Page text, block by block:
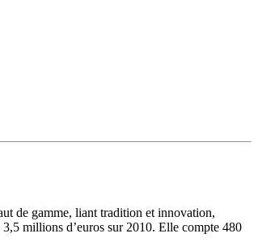
de gamme, liant tradition et innovation,
millions d’euros sur 2010. Elle compte 480